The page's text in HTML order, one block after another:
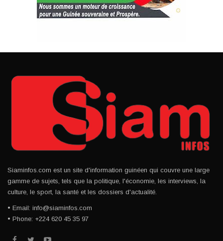
Siaminfos.com est un site d'information guinéen qui couvre une large
gamme de sujets, tels que la politique, l'économie, les interviews, la
culture, le sport, la santé et les dossiers d'actualité.
• Email: info@siaminfos.com
• Phone: +224 620 45 35 97